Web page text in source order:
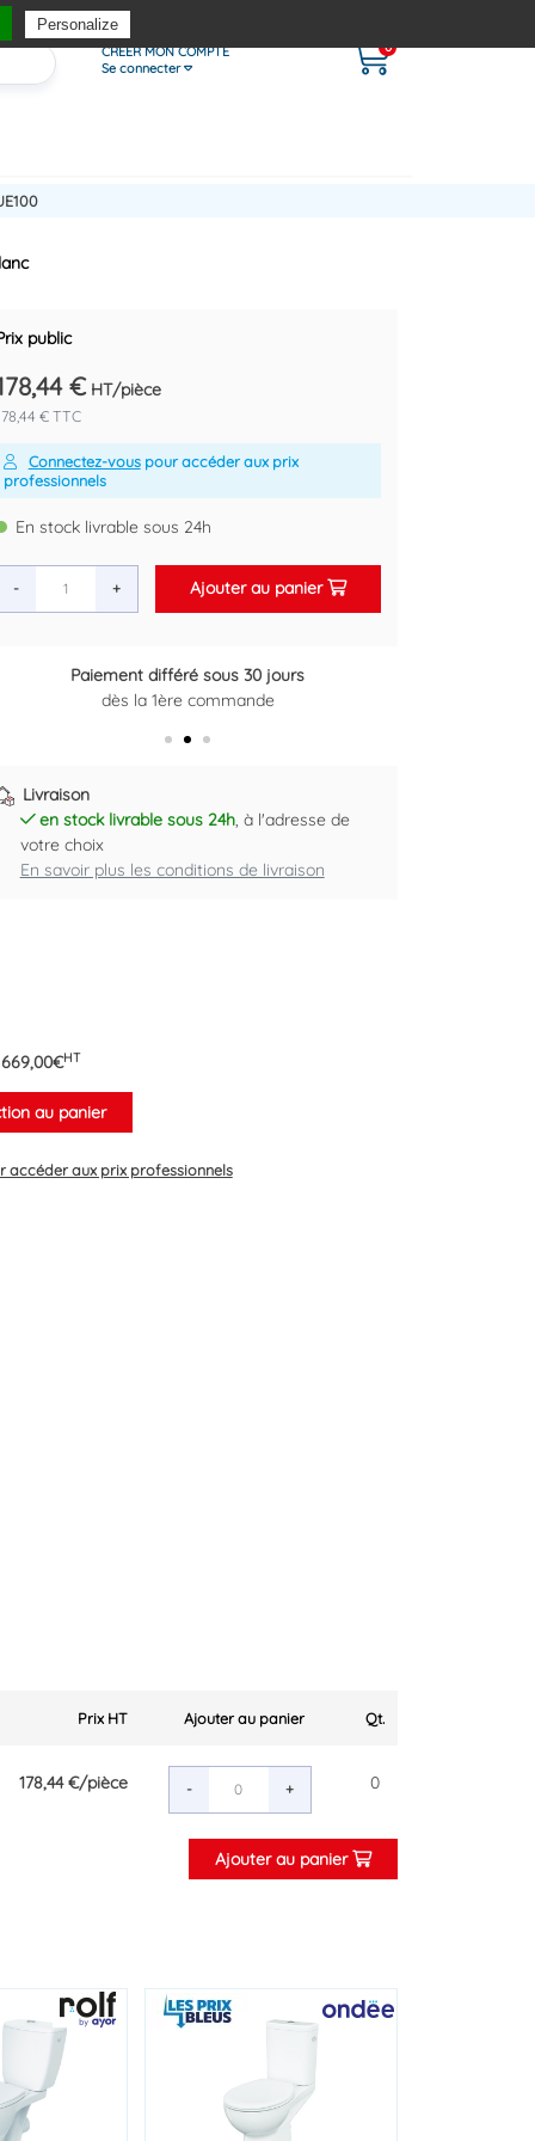
CRÉER MON COMPTE
Se connecter
0
public
€HT/pièce
€ TTC
Connectez-vouspour accéder aux prix
professionnels
En stock livrable sous 24h
- + Ajouter au panier
Paiement différé sous 30 jours
dès la 1ère commande
Retour gratuit sous 14 jours
Plus d'informations ici
Livraison
en stock livrable sous 24h, à l'adresse de
votre choix
En savoir plus les conditions de livraison
669,00€HT
au panier
accéder aux prix professionnels
Prix HT Ajouter au panier Qt.
178,44 €/pièce - + 0
Ajouter au panier
Personalize